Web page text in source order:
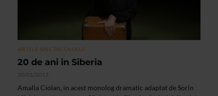
ARTELE SPECTACOLULUI
20 de ani in Siberia
30/01/2015
Amalia Ciolan, in acest monolog dramatic adaptat de Sorin